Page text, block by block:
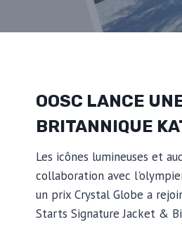
OOSC LANCE
BRITANNIQUE
Les icônes lumineuses et
collaboration avec
un prix Crystal Globe a
Starts Signature Jacket &